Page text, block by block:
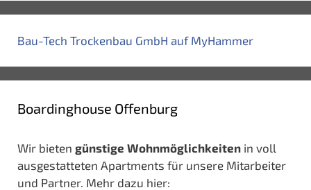
Bau-Tech Trockenbau GmbH auf MyHammer
Boardinghouse Offenburg
Wir bieten günstige Wohnmöglichkeiten in voll
ausgestatteten Apartments für unsere Mitarbeiter
und Partner. Mehr dazu hier: